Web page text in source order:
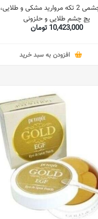
ست چشمی 2 تکه مروارید مشکی و طلایی،
پچ چشم طلایی و حلزونی
10,423,000 تومان
افزودن به سبد خرید